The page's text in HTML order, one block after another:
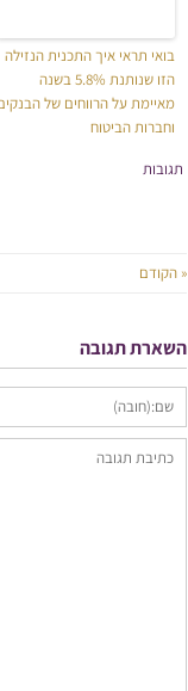
בואי תראי איך התכנית הנזילה
הזו שנותנת 5.8% בשנה
מאיימת על הרווחים של
וחברות הביטוח
תגובות
« הקודם
השארת תגובה